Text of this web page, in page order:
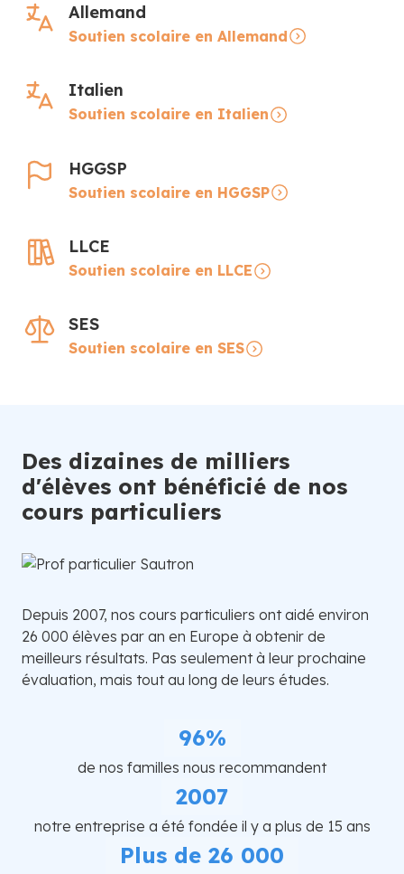
Allemand
Soutien scolaire en Allemand
Italien
Soutien scolaire en Italien
HGGSP
Soutien scolaire en HGGSP
LLCE
Soutien scolaire en LLCE
SES
Soutien scolaire en SES
Des dizaines de milliers
d'élèves ont bénéficié de nos
cours particuliers
Depuis 2007, nos cours particuliers ont aidé environ
26 000 élèves par an en Europe à obtenir de
meilleurs résultats. Pas seulement à leur prochaine
évaluation, mais tout au long de leurs études.
96%
de nos familles nous recommandent
2007
notre entreprise a été fondée il y a plus de 15 ans
Plus de 26 000